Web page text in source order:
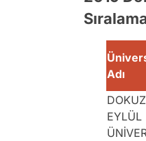
Adı
DOKUZ
EYLÜL